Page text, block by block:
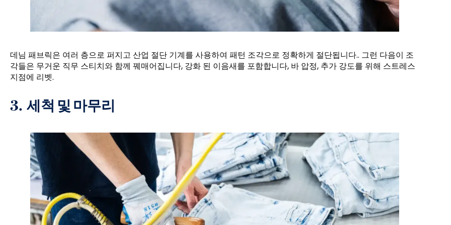
데님 패브릭은 여러 층으로 퍼지고 산업 절단 기계를 사용하여 패턴 조각으로 정확하게 절단됩니다.. 그런 다음이 조
각들은 무거운 직무 스티치와 함께 꿰매어집니다, 강화 된 이음새를 포함합니다, 바 압정, 추가 강도를 위해 스트레스
지점에 리벳.
3. 세척 및 마무리